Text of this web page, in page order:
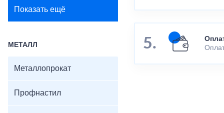
Показать ещё
МЕТАЛЛ
Металлопрокат
Профнастил